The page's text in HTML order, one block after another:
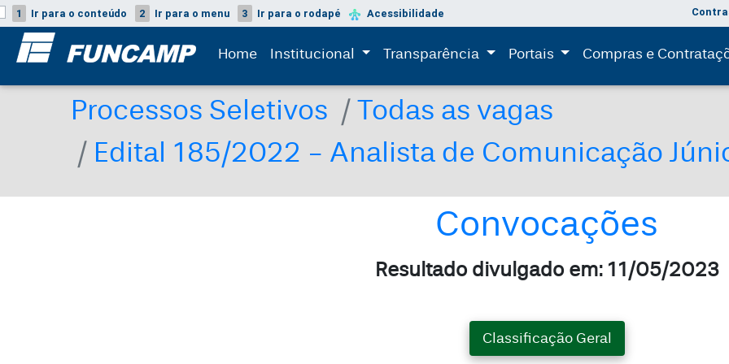
1 Ir para o conteúdo 2 Ir para o menu 3 Ir para o rodapé Acessibilidade
Home Institucional Transparência (current)
Portais (current)
Compras e
Processos Seletivos
Todas as vagas
Edital 185/2022 - Analista de Comunicação
Convocações
Resultado divulgado em: 11/05/2023
Classificação Geral